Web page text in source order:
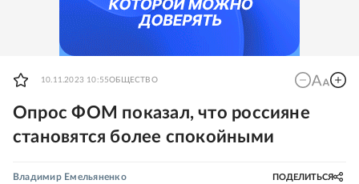
10.11.2023 10:55ОБЩЕСТВО
Опрос ФОМ показал, что россияне
становятся более спокойными
Владимир Емельяненко ПОДЕЛИТЬСЯ